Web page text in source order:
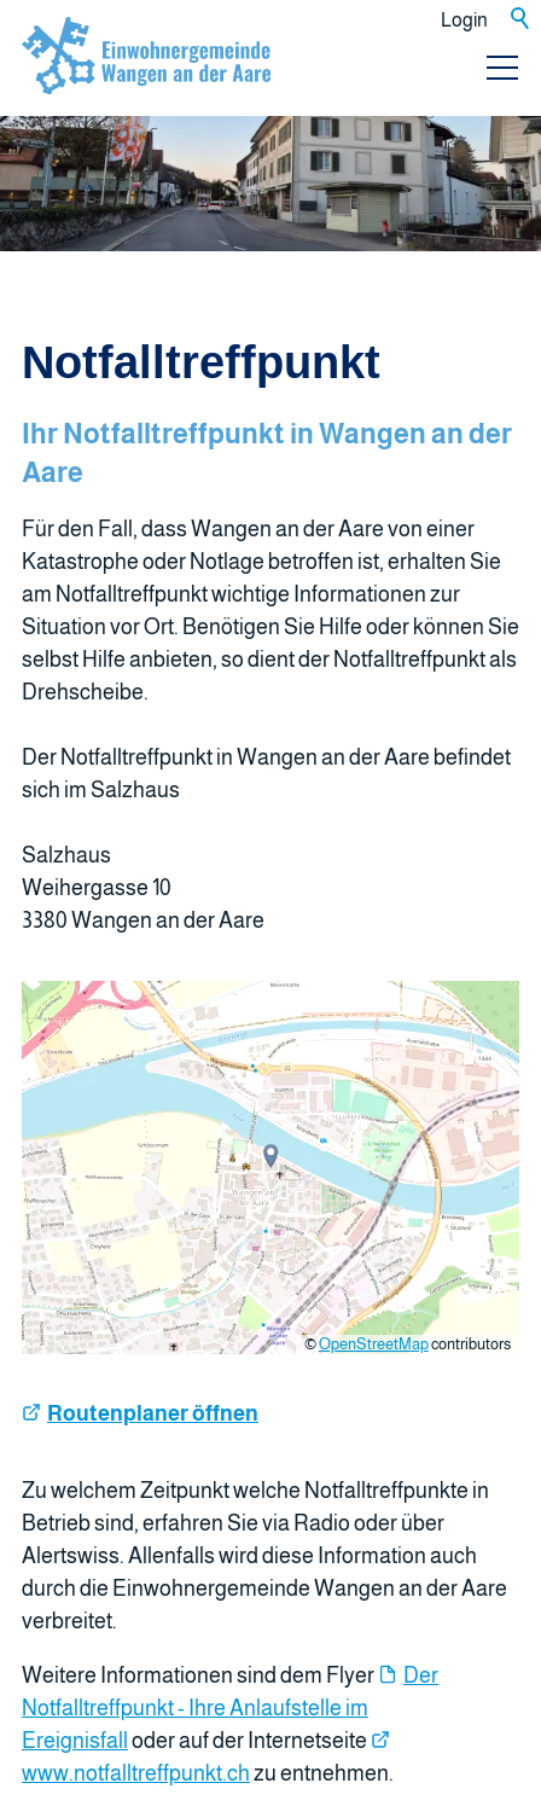
Login
Notfalltreffpunkt
Ihr Notfalltreffpunkt in Wangen an der
Aare
Für den Fall, dass Wangen an der Aare von einer
Katastrophe oder Notlage betroffen ist, erhalten Sie
am Notfalltreffpunkt wichtige Informationen zur
Situation vor Ort. Benötigen Sie Hilfe oder können Sie
selbst Hilfe anbieten, so dient der Notfalltreffpunkt als
Drehscheibe.
Der Notfalltreffpunkt in Wangen an der Aare befindet
sich im Salzhaus
Salzhaus
Weihergasse 10
3380 Wangen an der Aare
©OpenStreetMapcontributors
Routenplaner öffnen
Zu welchem Zeitpunkt welche Notfalltreffpunkte in
Betrieb sind, erfahren Sie via Radio oder über
Alertswiss. Allenfalls wird diese Information auch
durch die Einwohnergemeinde Wangen an der Aare
verbreitet.
Weitere Informationen sind dem Flyer
Der
Notfalltreffpunkt - Ihre Anlaufstelle im
Ereignisfall oder auf der Internetseite
www.notfalltreffpunkt.ch zu entnehmen.